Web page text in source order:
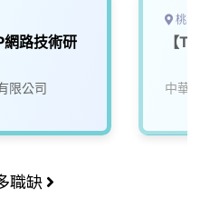
網路技術研
限公司
桃園
【
中華電
職缺